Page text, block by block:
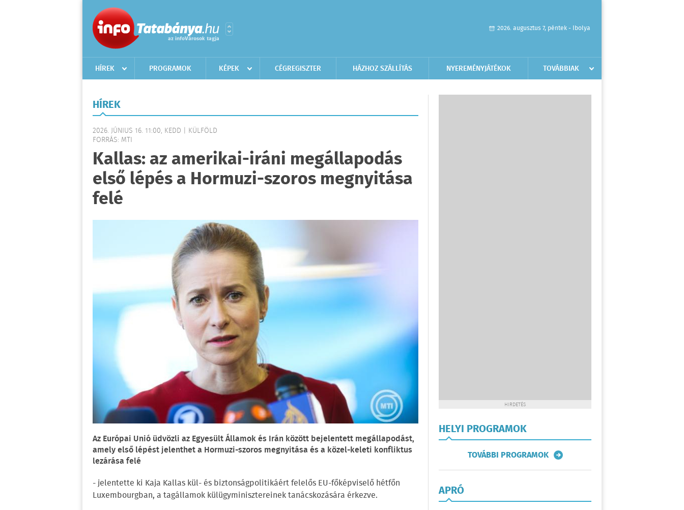
2026. augusztus 7, péntek - Ibolya
HÍREK PROGRAMOK KÉPEK CÉGREGISZTER HÁZHOZ SZÁLLÍTÁS NYEREMÉNYJÁTÉKOK TOVÁBBIAK
HÍREK
2026. JÚNIUS 16. 11:00, KEDD | KÜLFÖLD
FORRÁS: MTI
Kallas: az amerikai-iráni megállapodás
első lépés a Hormuzi-szoros megnyitása
felé
Az Európai Unió üdvözli az Egyesült Államok és Irán között bejelentett megállapodást,
amely első lépést jelenthet a Hormuzi-szoros megnyitása és a közel-keleti konfliktus
lezárása felé
- jelentette ki Kaja Kallas kül- és biztonságpolitikáért felelős EU-főképviselő hétfőn
Luxembourgban, a tagállamok külügyminisztereinek tanácskozására érkezve.
HIRDETÉS
HELYI PROGRAMOK
TOVÁBBI PROGRAMOK
APRÓ